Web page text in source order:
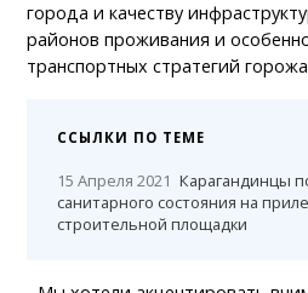
города и качеству
районов проживания и
транспортных стратегий
ССЫЛКИ ПО ТЕМЕ
15 Апреля 2021 Карагандинцы
санитарного состояния на
строительной площадки